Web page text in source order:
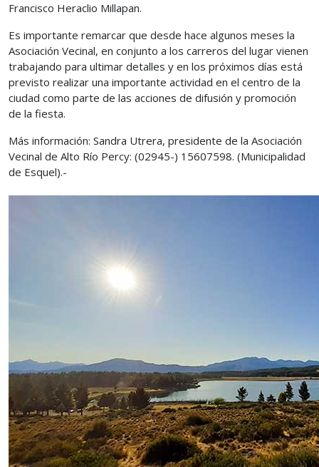
Francisco Heraclio Millapan.
Es importante remarcar que desde hace algunos meses la
Asociación Vecinal, en conjunto a los carreros del lugar vienen
trabajando para ultimar detalles y en los próximos días está
previsto realizar una importante actividad en el centro de la
ciudad como parte de las acciones de difusión y promoción
de la fiesta.
Más información: Sandra Utrera, presidente de la Asociación
Vecinal de Alto Río Percy: (02945-) 15607598. (Municipalidad
de Esquel).-